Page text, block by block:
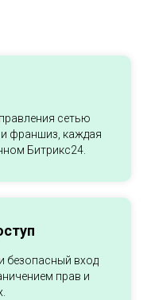
сетью
и франшиз, каждая
Битрикс24.
безопасный вход
прав и